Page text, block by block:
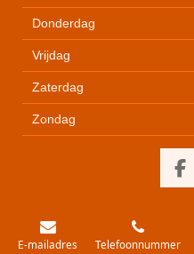
Donderdag
Vrijdag
Zaterdag
Zondag
F
b
E-mailadres Telefoonnummer